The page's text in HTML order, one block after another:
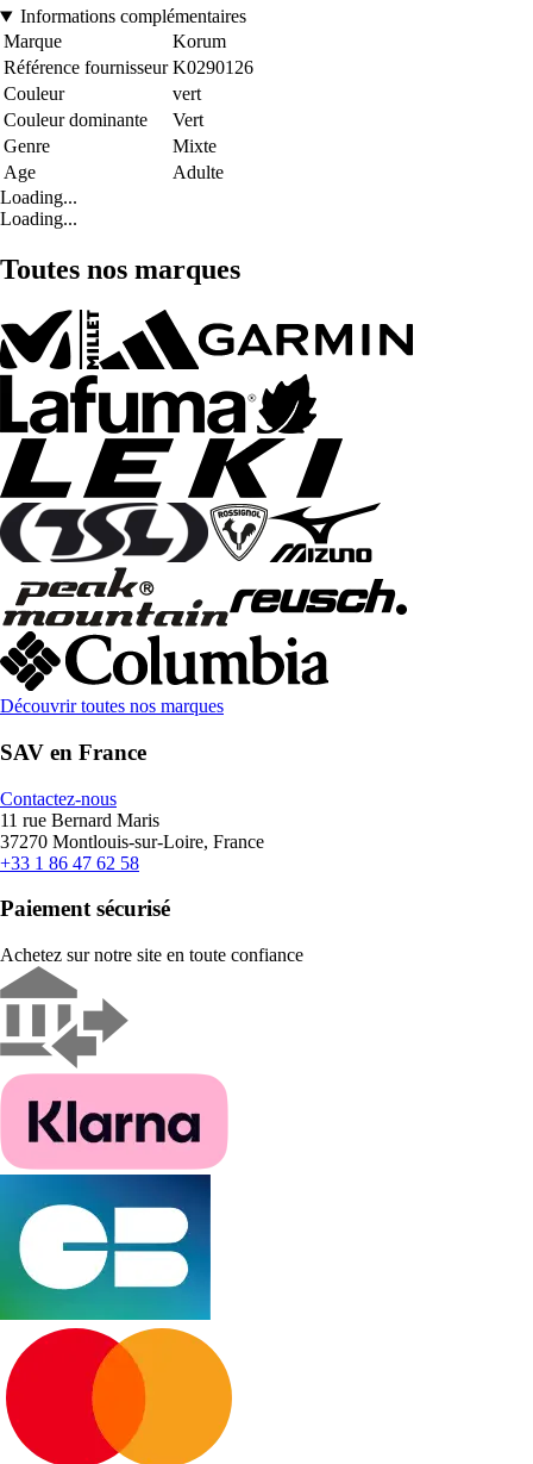
Informations complémentaires
Marque
Korum
Référence fournisseur K0290126
Couleur
vert
Couleur dominante
Vert
Genre
Mixte
Age
Adulte
Loading...
Loading...
Toutes nos marques
Découvrir toutes nos marques
SAV en France
Contactez-nous
11 rue Bernard Maris
37270 Montlouis-sur-Loire, France
+33 1 86 47 62 58
Paiement sécurisé
Achetez sur notre site en toute confiance